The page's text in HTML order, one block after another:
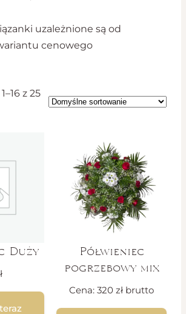
uzależnione są od
cenowego
z 25
Duży
Półwieniec
pogrzebowy mix
Cena: 320 zł brutto